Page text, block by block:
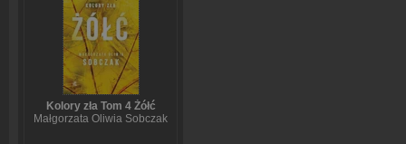
Kolory zła Tom 4 Żółć
Małgorzata Oliwia Sobczak